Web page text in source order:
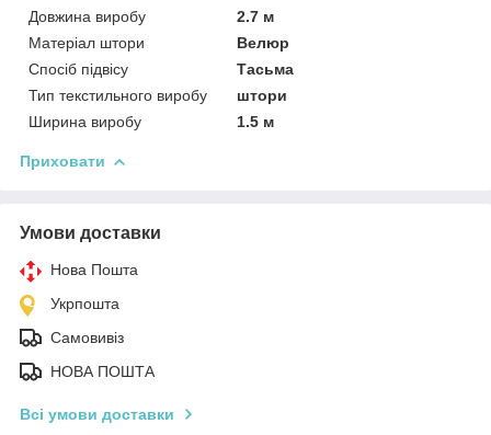
Довжина виробу
2.7 м
Матеріал штори
Велюр
Спосіб підвісу
Тасьма
Тип текстильного виробу
штори
Ширина виробу
1.5 м
Приховати
Умови доставки
Нова Пошта
Укрпошта
Самовивіз
НОВА ПОШТА
Всі умови доставки